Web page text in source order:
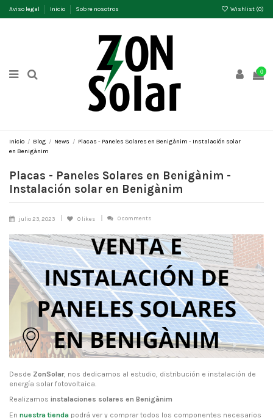
Aviso legal Inicio Sobre nosotros Wishlist (0)
0
Inicio Blog News
Placas - Paneles Solares en Benigànim - Instalación solar
en Benigànim
Placas - Paneles Solares en Benigànim -
Instalación solar en Benigànim
julio 23, 2023 0 likes 0 comments
Desde ZonSolar, nos dedicamos al estudio, distribución e instalación de
energía solar fotovoltaica.
Realizamos instalaciones solares en Benigànim
En nuestra tienda podrá ver y comprar todos los componentes necesarios